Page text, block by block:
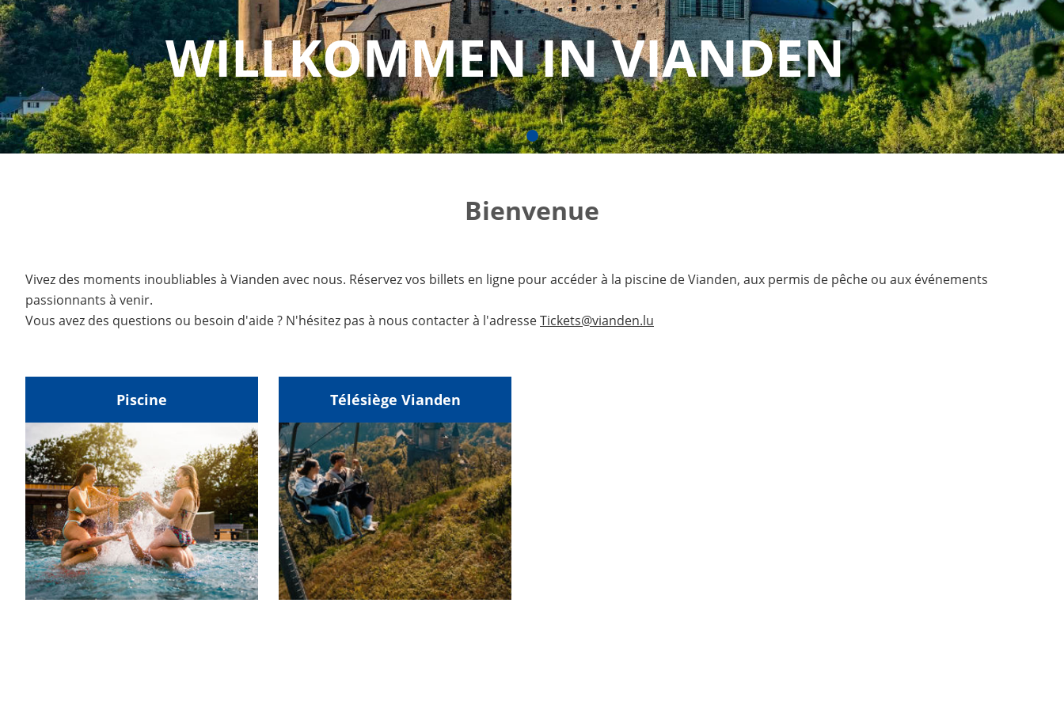
WILLKOMMEN IN VIANDEN
Bienvenue
Vivez des moments inoubliables à Vianden avec nous. Réservez vos billets en ligne pour accéder à la piscine de Vianden, aux permis de pêche ou aux événements
passionnants à venir.
Vous avez des questions ou besoin d'aide ? N'hésitez pas à nous contacter à l'adresseTickets@vianden.lu
Piscine Télésiège Vianden